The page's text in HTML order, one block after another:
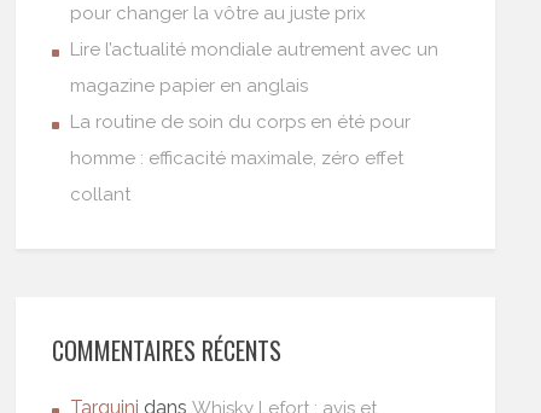
pour changer la vôtre au juste prix
Lire l’actualité mondiale autrement avec un
magazine papier en anglais
La routine de soin du corps en été pour
homme : efficacité maximale, zéro effet
collant
COMMENTAIRES RÉCENTS
Tarquini dansWhisky Lefort : avis et